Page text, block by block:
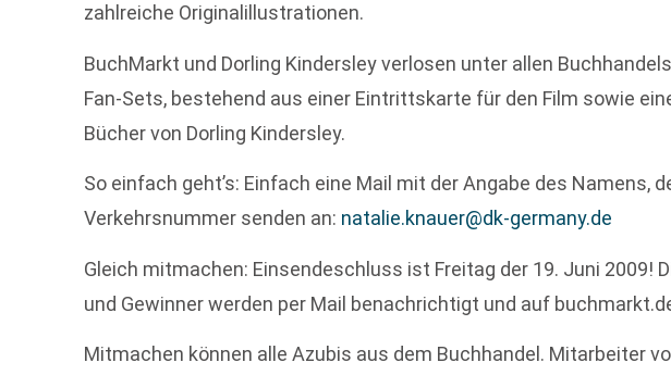
zahlreiche Originalillustrationen.
BuchMarkt und Dorling Kindersley verlosen unter allen
Fan-Sets, bestehend aus einer Eintrittskarte für den Film sowie
Bücher von Dorling Kindersley.
So einfach geht’s: Einfach eine Mail mit der Angabe des Namens,
Verkehrsnummer senden an: natalie.knauer@dk-germany.de
Gleich mitmachen: Einsendeschluss ist Freitag der 19. Juni 2009!
und Gewinner werden per Mail benachrichtigt und auf
Mitmachen können alle Azubis aus dem Buchhandel. Mitarbeiter